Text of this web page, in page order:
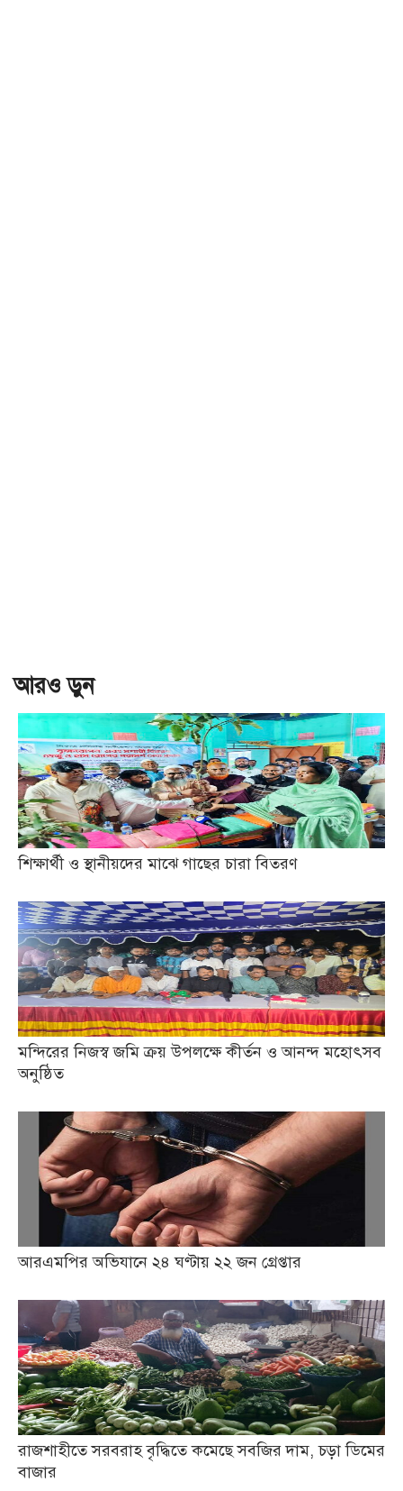
আরও ড়ুন
শিক্ষার্থী ও স্থানীয়দের মাঝে গাছের চারা বিতরণ
মন্দিরের নিজস্ব জমি ক্রয় উপলক্ষে কীর্তন ও আনন্দ মহোৎসব
অনুষ্ঠিত
আরএমপির অভিযানে ২৪ ঘণ্টায় ২২ জন গ্রেপ্তার
রাজশাহীতে সরবরাহ বৃদ্ধিতে কমেছে সবজির দাম, চড়া ডিমের
বাজার